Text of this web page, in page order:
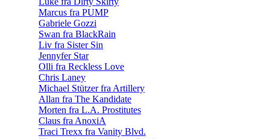
Marcus fra PUMP
Gabriele Gozzi
Swan fra BlackRain
Liv fra Sister Sin
Jennyfer Star
Olli fra Reckless Love
Chris Laney
Michael Stützer fra Artillery
Allan fra The Kandidate
Morten fra L.A. Prostitutes
Claus fra AnoxiA
Traci Trexx fra Vanity Blvd.